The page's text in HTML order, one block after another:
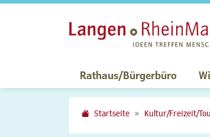
Rathaus/Bürgerbüro
Startseite Kultur/Freizeit/